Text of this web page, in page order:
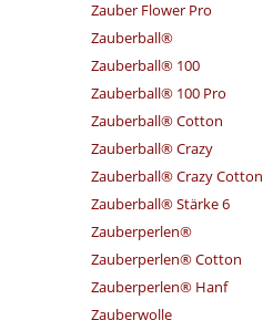
Zauber Flower Pro
Zauberball®
Zauberball® 100
Zauberball® 100 Pro
Zauberball® Cotton
Zauberball® Crazy
Zauberball® Crazy Cotton
Zauberball® Stärke 6
Zauberperlen®
Zauberperlen® Cotton
Zauberperlen® Hanf
Zauberwolle